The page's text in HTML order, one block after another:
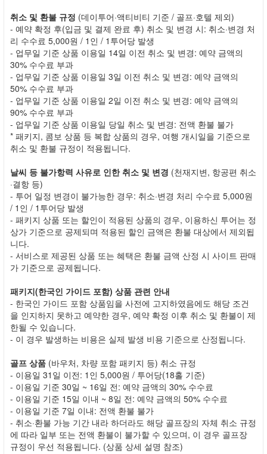
취소 및 환불 규정 (데이투어·액티비티 기준 / 골프·호텔 제외)
- 예약 확정 후(입금 및 결제 완료 후) 취소 및 변경 시: 취소·변경 처
리 수수료 5,000원 / 1인 / 1투어당 발생
- 업무일 기준 상품 이용일 14일 이전 취소 및 변경: 예약 금액의
30% 수수료 부과
- 업무일 기준 상품 이용일 3일 이전 취소 및 변경: 예약 금액의
50% 수수료 부과
- 업무일 기준 상품 이용일 2일 이전 취소 및 변경: 예약 금액의
90% 수수료 부과
- 업무일 기준 상품 이용일 당일 취소 및 변경: 전액 환불 불가
* 패키지, 콤보 상품 등 복합 상품의 경우, 여행 개시일을 기준으로
취소 및 환불 규정이 적용됩니다.
날씨 등 불가항력 사유로 인한 취소 및 변경 (천재지변, 항공편 취소
·결항 등)
- 투어 일정 변경이 불가능한 경우: 취소·변경 처리 수수료 5,000원
/ 1인 / 1투어당 발생
- 패키지 상품 또는 할인이 적용된 상품의 경우, 이용하신 투어는 정
상가 기준으로 공제되며 적용된 할인 금액은 환불 대상에서 제외됩
니다.
- 서비스로 제공된 상품 또는 혜택은 환불 금액 산정 시 사이트 판매
가 기준으로 공제됩니다.
패키지(한국인 가이드 포함) 상품 관련 안내
- 한국인 가이드 포함 상품임을 사전에 고지하였음에도 해당 조건
을 인지하지 못하고 예약한 경우, 예약 확정 이후 취소 및 환불이 제
한될 수 있습니다.
- 이 경우 발생하는 비용은 실제 발생 비용 기준으로 산정됩니다.
골프 상품 (바우처, 차량 포함 패키지 등) 취소 규정
- 이용일 31일 이전: 1인 5,000원 / 투어당(18홀 기준)
- 이용일 기준 30일 ~ 16일 전: 예약 금액의 30% 수수료
- 이용일 기준 15일 이내 ~ 8일 전: 예약 금액의 50% 수수료
- 이용일 기준 7일 이내: 전액 환불 불가
- 취소·환불 가능 기간 내라 하더라도 해당 골프장의 자체 취소 규정
에 따라 일부 또는 전액 환불이 불가할 수 있으며, 이 경우 골프장
규정이 우선 적용됩니다. (상품 상세 설명 참조)